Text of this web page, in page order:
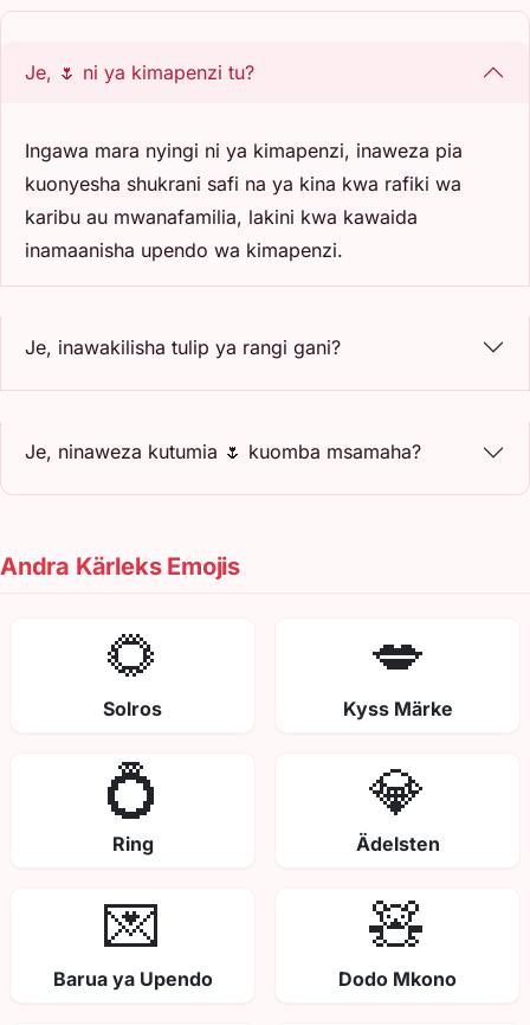
Je, 🌷 ni ya kimapenzi tu?
Ingawa mara nyingi ni ya kimapenzi, inaweza pia
kuonyesha shukrani safi na ya kina kwa rafiki wa
karibu au mwanafamilia, lakini kwa kawaida
inamaanisha upendo wa kimapenzi.
Je, inawakilisha tulip ya rangi gani?
Je, ninaweza kutumia 🌷 kuomba msamaha?
Andra Kärleks Emojis
🌻
Solros
💋
Kyss Märke
💍
Ring
💎
Ädelsten
💌
Barua ya Upendo
🧸
Dodo Mkono